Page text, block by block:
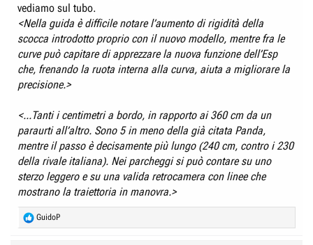
vediamo sul tubo.
<Nella guida è difficile notare l’aumento di rigidità della
scocca introdotto proprio con il nuovo modello, mentre fra le
curve può capitare di apprezzare la nuova funzione dell’Esp
che, frenando la ruota interna alla curva, aiuta a migliorare la
precisione.>
<...Tanti i centimetri a bordo, in rapporto ai 360 cm da un
paraurti all’altro. Sono 5 in meno della già citata Panda,
mentre il passo è decisamente più lungo (240 cm, contro i 230
della rivale italiana). Nei parcheggi si può contare su uno
sterzo leggero e su una valida retrocamera con linee che
mostrano la traiettoria in manovra.>
R
e
GuidoP